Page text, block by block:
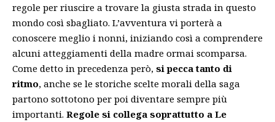
regole per riuscire a trovare la giusta strada in questo
mondo così sbagliato. L’avventura vi porterà a
conoscere meglio i nonni, iniziando così a comprendere
alcuni atteggiamenti della madre ormai scomparsa.
Come detto in precedenza però, si pecca tanto di
ritmo, anche se le storiche scelte morali della saga
partono sottotono per poi diventare sempre più
importanti. Regole si collega soprattutto a Le